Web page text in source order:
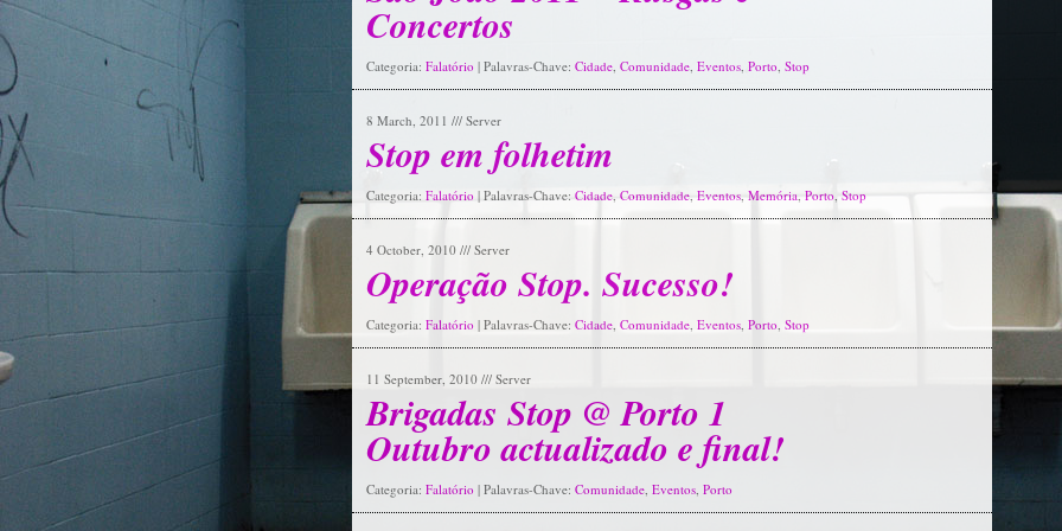
Concertos
Categoria: Falatório | Palavras-Chave: Cidade, Comunidade, Eventos, Porto, Stop
8 March, 2011 /// Server
Stop em folhetim
Categoria: Falatório | Palavras-Chave: Cidade, Comunidade, Eventos, Memória, Porto, Stop
4 October, 2010 /// Server
Operação Stop. Sucesso!
Categoria: Falatório | Palavras-Chave: Cidade, Comunidade, Eventos, Porto, Stop
11 September, 2010 /// Server
Brigadas Stop @ Porto 1
Outubro actualizado e final!
Categoria: Falatório | Palavras-Chave: Comunidade, Eventos, Porto